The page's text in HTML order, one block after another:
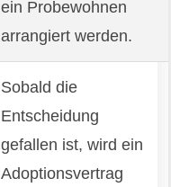
ein Probewohnen
arrangiert werden.
Sobald die
Entscheidung
gefallen ist, wird ein
Adoptionsvertrag